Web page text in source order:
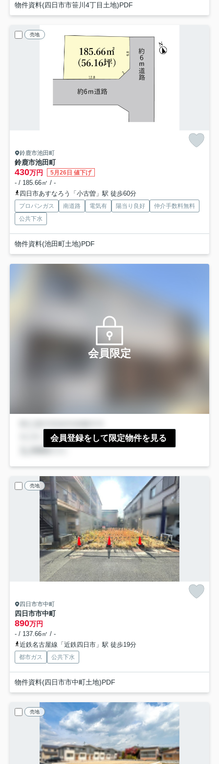
物件資料(四日市市笹川4丁目土地)PDF
売地
鈴鹿市池田町
鈴鹿市池田町
430万円 5月26日 値下げ
- / 185.66㎡ / -
四日市あすなろう「小古曽」駅 徒歩60分
プロパンガス 南道路 電気有 陽当り良好
仲介手数料無料
公共下水
物件資料(池田町土地)PDF
会員限定
会員登録をして限定物件を見る
売地
四日市市中町
四日市市中町
890万円
- / 137.66㎡ / -
近鉄名古屋線「近鉄四日市」駅 徒歩19分
都市ガス 公共下水
物件資料(四日市市中町土地)PDF
売地